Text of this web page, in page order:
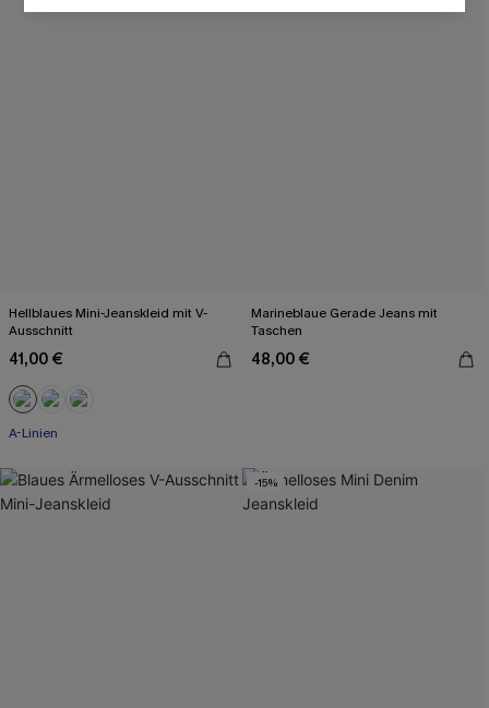
Hellblaues Mini-Jeanskleid mit V-
Ausschnitt
41,00 €
A-Linien
Marineblaue Gerade Jeans mit
Taschen
48,00 €
-15%